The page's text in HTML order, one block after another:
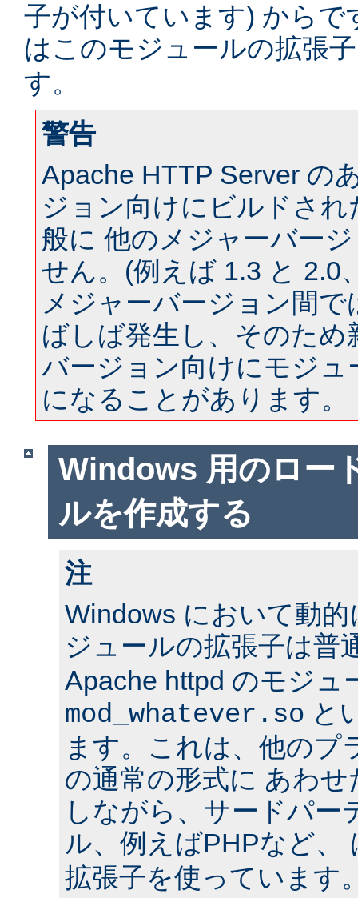
子が付いています) からで
はこのモジュールの拡張
す。
警告
Apache HTTP Server の
ジョン向けにビルドさ
般に 他のメジャーバー
せん。(例えば 1.3 と 2.0
メジャーバージョン間
ばしば発生し、そのため
バージョン向けにモジュ
になることがあります。
Windows 用のロー
ルを作成する
注
Windows において動
ジュールの拡張子は普
Apache httpd のモジュ
mod_whatever.so と
ます。これは、他のプ
の通常の形式に あわ
しながら、サードパー
ル、例えばPHPなど、
拡張子を使っています